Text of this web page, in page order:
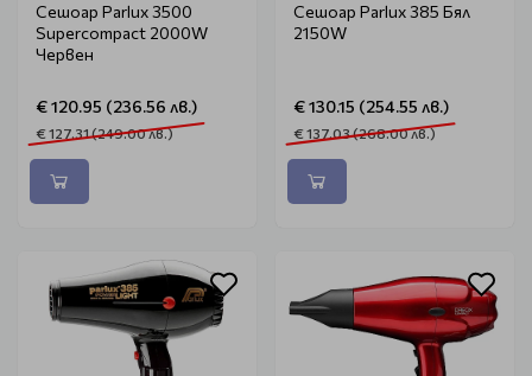
Сешоар Parlux 3500
Supercompact 2000W
Червен
€ 120.95 (236.56 лв.)
€ 127.31 (249.00 лв.)
Сешоар Parlux 385 Бял
2150W
€ 130.15 (254.55 лв.)
€ 137.03 (268.00 лв.)